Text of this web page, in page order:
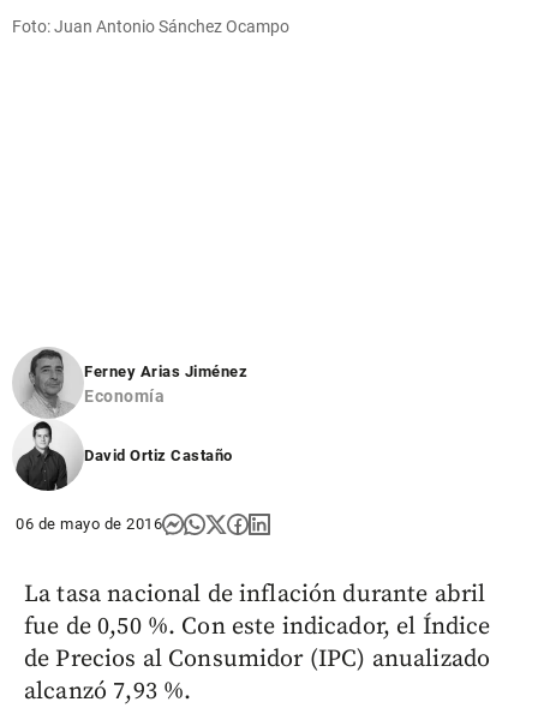
Foto: Juan Antonio Sánchez Ocampo
Ferney Arias Jiménez
Economía
David Ortiz Castaño
06 de mayo de 2016
La tasa nacional de inflación durante abril
fue de 0,50 %. Con este indicador, el Índice
de Precios al Consumidor (IPC) anualizado
alcanzó 7,93 %.